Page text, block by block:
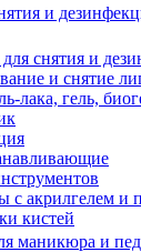
и
снятия и
и снятие
лака, гель,
с акрилгелем и
кистей
маникюра и